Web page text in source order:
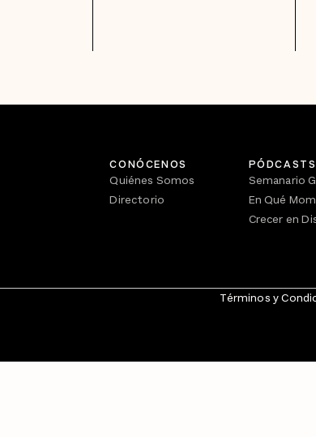
CONÓCENOS
Quiénes Somos
Directorio
PÓDCASTS
Semanario
En Qué
Crecer en
Términos y